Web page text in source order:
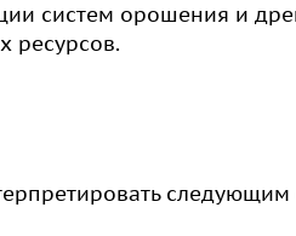
систем орошения и
ресурсов.